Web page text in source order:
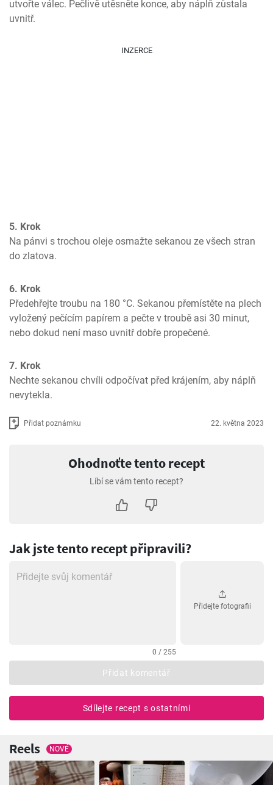
utvořte válec. Pečlivě utěsněte konce, aby náplň zůstala
uvnitř.
INZERCE
5. Krok
Na pánvi s trochou oleje osmažte sekanou ze všech stran
do zlatova.
6. Krok
Předehřejte troubu na 180 °C. Sekanou přemístěte na plech
vyložený pečícím papírem a pečte v troubě asi 30 minut,
nebo dokud není maso uvnitř dobře propečené.
7. Krok
Nechte sekanou chvíli odpočívat před krájením, aby náplň
nevytekla.
Přidat poznámku 22. května 2023
Ohodnoťte tento recept
Líbí se vám tento recept?
Jak jste tento recept připravili?
0 / 255
Přidejte fotografii
Přidat komentář
Sdílejte recept s ostatními
Reels NOVÉ